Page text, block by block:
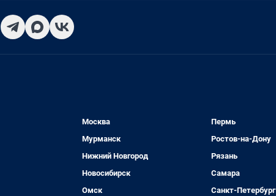
Москва
Мурманск
Нижний Новгород
Новосибирск
Омск
Пермь
Ростов-на-Дону
Рязань
Самара
Санкт-Петербург